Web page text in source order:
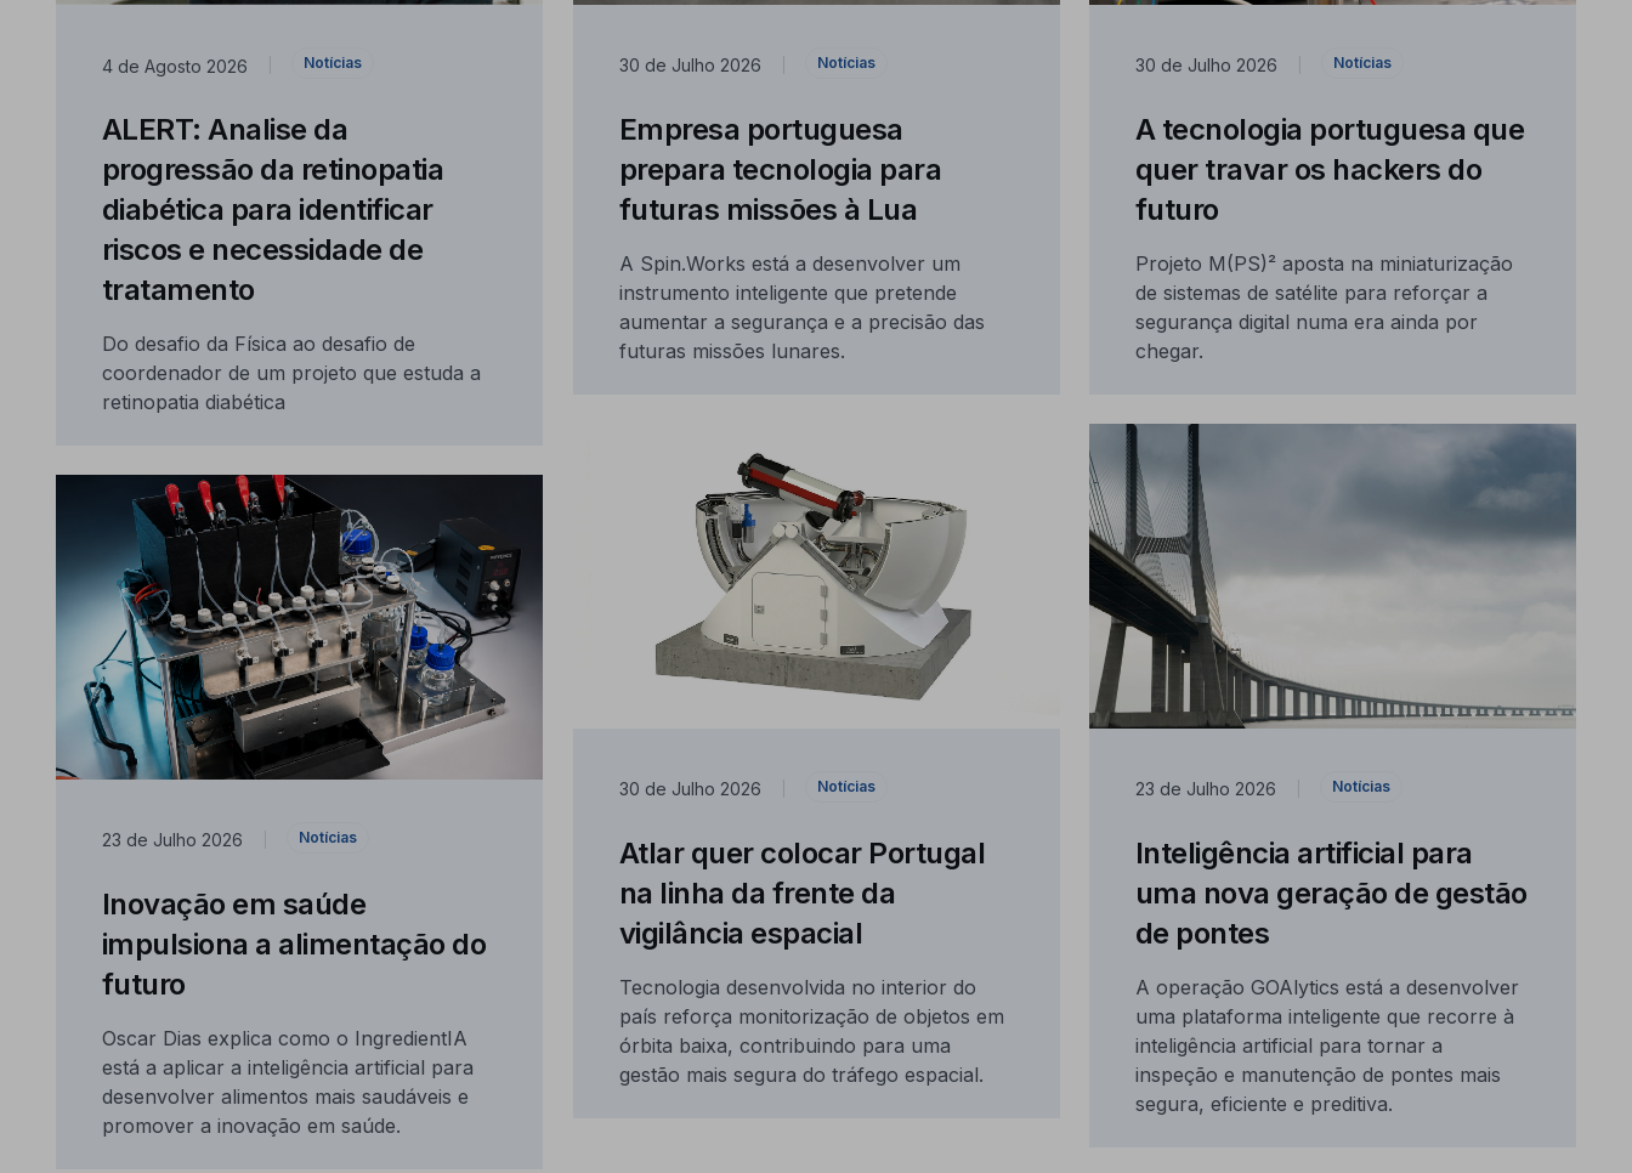
4 de Agosto 2026 Notícias
ALERT: Analise da
progressão da retinopatia
diabética para identificar
riscos e necessidade de
tratamento
Do desafio da Física ao desafio de
coordenador de um projeto que estuda a
retinopatia diabética
30 de Julho 2026 Notícias
Empresa portuguesa
prepara tecnologia para
futuras missões à Lua
A Spin.Works está a desenvolver um
instrumento inteligente que pretende
aumentar a segurança e a precisão das
futuras missões lunares.
30 de Julho 2026 Notícias
A tecnologia portuguesa que
quer travar os hackers do
futuro
Projeto M(PS)² aposta na miniaturização
de sistemas de satélite para reforçar a
segurança digital numa era ainda por
chegar.
30 de Julho 2026 Notícias
Atlar quer colocar Portugal
na linha da frente da
vigilância espacial
Tecnologia desenvolvida no interior do
país reforça monitorização de objetos em
órbita baixa, contribuindo para uma
gestão mais segura do tráfego espacial.
23 de Julho 2026 Notícias
Inteligência artificial para
uma nova geração de gestão
de pontes
A operação GOAlytics está a desenvolver
uma plataforma inteligente que recorre à
inteligência artificial para tornar a
inspeção e manutenção de pontes mais
segura, eficiente e preditiva.
23 de Julho 2026 Notícias
Inovação em saúde
impulsiona a alimentação do
futuro
Oscar Dias explica como o IngredientIA
está a aplicar a inteligência artificial para
desenvolver alimentos mais saudáveis e
promover a inovação em saúde.